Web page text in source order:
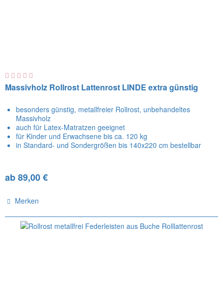
Massivholz Rollrost Lattenrost LINDE extra günstig
besonders günstig, metallfreier Rollrost, unbehandeltes
Massivholz
auch für Latex-Matratzen geeignet
für Kinder und Erwachsene bis ca. 120 kg
in Standard- und Sondergrößen bis 140x220 cm bestellbar
ab 89,00 €
Merken